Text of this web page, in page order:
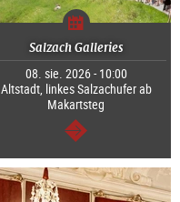
Salzach Galleries
08. sie. 2026 - 10:00
Altstadt, linkes Salzachufer ab
Makartsteg
dalej